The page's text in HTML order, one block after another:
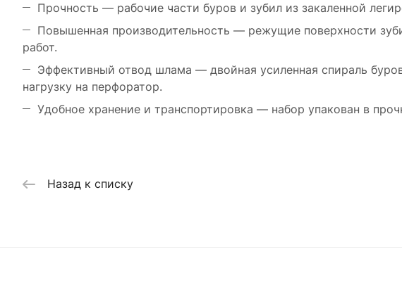
Прочность — рабочие части буров и зубил из закаленной
Повышенная производительность — режущие поверхности
работ.
Эффективный отвод шлама — двойная усиленная спираль
нагрузку на перфоратор.
Удобное хранение и транспортировка — набор упакован в
Назад к списку